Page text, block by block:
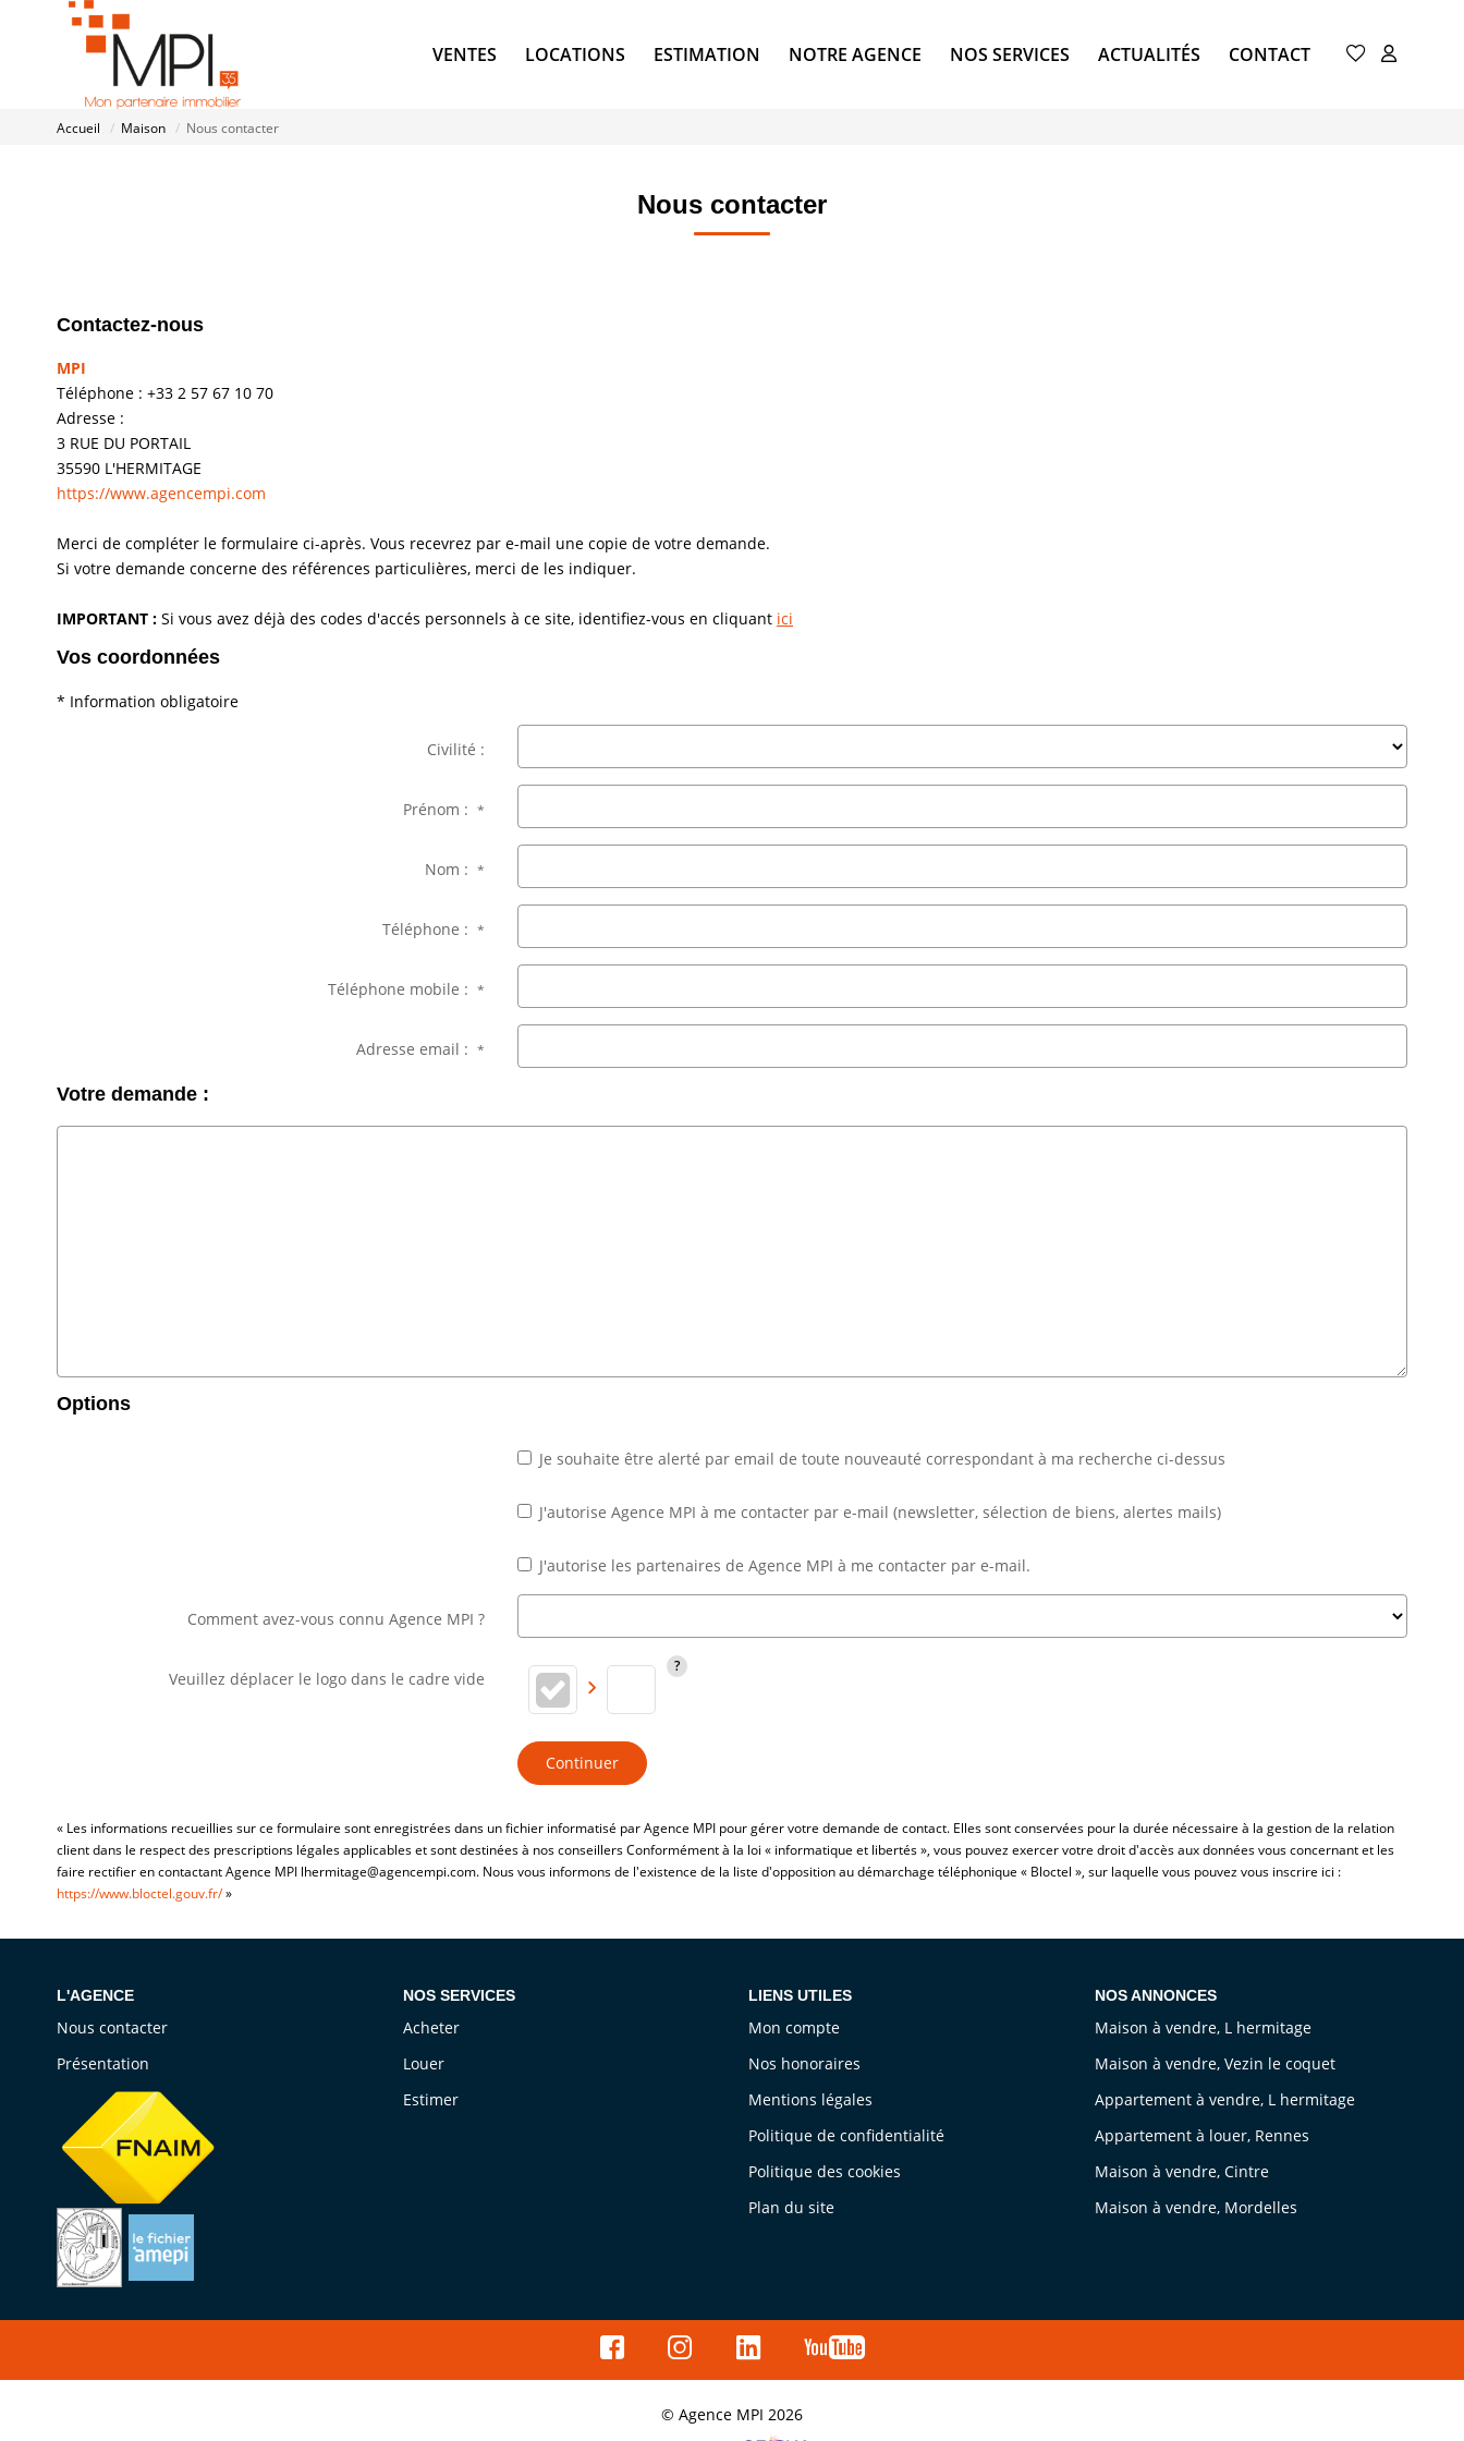
VENTES LOCATIONS ESTIMATION NOTRE AGENCE NOS SERVICES ACTUALITÉS CONTACT
Accueil Maison Nous contacter
Nous contacter
Contactez-nous
MPI
Téléphone : +33 2 57 67 10 70
Adresse :
3 RUE DU PORTAIL
35590 L'HERMITAGE
https://www.agencempi.com
Merci de compléter le formulaire ci-après. Vous recevrez par e-mail une copie de votre demande.
Si votre demande concerne des références particulières, merci de les indiquer.
IMPORTANT : Si vous avez déjà des codes d'accés personnels à ce site, identifiez-vous en cliquant ici
Vos coordonnées
* Information obligatoire
Civilité :
Prénom :*
Nom :*
Téléphone :*
Téléphone mobile :*
Adresse email :*
Votre demande :
Options
Je souhaite être alerté par email de toute nouveauté correspondant à ma recherche ci-dessus
J'autorise Agence MPI à me contacter par e-mail (newsletter, sélection de biens, alertes mails)
J'autorise les partenaires de Agence MPI à me contacter par e-mail.
Comment avez-vous connu Agence MPI ?
Veuillez déplacer le logo dans le cadre vide
Continuer
« Les informations recueillies sur ce formulaire sont enregistrées dans un fichier informatisé par Agence MPI pour gérer votre demande de contact. Elles sont conservées pour la durée nécessaire à la gestion de la relation
client dans le respect des prescriptions légales applicables et sont destinées à nos conseillers Conformément à la loi « informatique et libertés », vous pouvez exercer votre droit d'accès aux données vous concernant et les
faire rectifier en contactant Agence MPI lhermitage@agencempi.com. Nous vous informons de l'existence de la liste d'opposition au démarchage téléphonique « Bloctel », sur laquelle vous pouvez vous inscrire ici :
https://www.bloctel.gouv.fr/»
L'AGENCE
Nous contacter
Présentation
NOS SERVICES
Acheter
Louer
Estimer
LIENS UTILES
Mon compte
Nos honoraires
Mentions légales
Politique de confidentialité
Politique des cookies
Plan du site
NOS ANNONCES
Maison à vendre, L hermitage
Maison à vendre, Vezin le coquet
Appartement à vendre, L hermitage
Appartement à louer, Rennes
Maison à vendre, Cintre
Maison à vendre, Mordelles
© Agence MPI 2026